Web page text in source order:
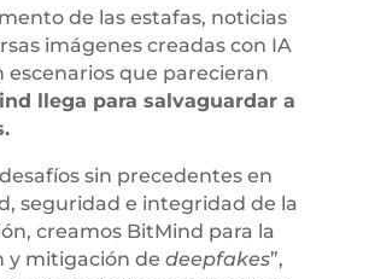
de las estafas, noticias
imágenes creadas con IA
escenarios que parecieran
llega para salvaguardar a
sin precedentes en
seguridad e integridad de la
creamos BitMind para la
y mitigación de deepfakes”,